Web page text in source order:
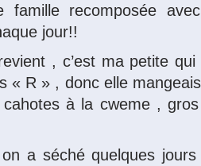
famille recomposée
jour!!
, c’est ma petite
« R » , donc elle
à la cweme ,
a séché quelques